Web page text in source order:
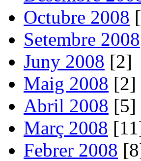
Octubre 2008
Setembre 2008
Juny 2008 [2]
Maig 2008 [2]
Abril 2008 [5]
Març 2008
Febrer 2008